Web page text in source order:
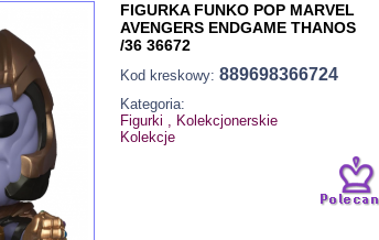
FIGURKA FUNKO POP MARVEL
AVENGERS ENDGAME THANOS
/36 36672
Kod kreskowy: 889698366724
Kategoria:
Figurki , Kolekcjonerskie
Kolekcje